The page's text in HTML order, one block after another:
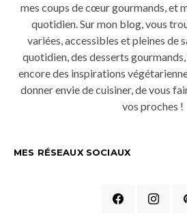
mes coups de cœur gourmands, et
quotidien. Sur mon blog, vous
variées, accessibles et pleines de
quotidien, des desserts
encore des inspirations
donner envie de cuisiner, de vous
vos proches !
MES RÉSEAUX SOCIAUX